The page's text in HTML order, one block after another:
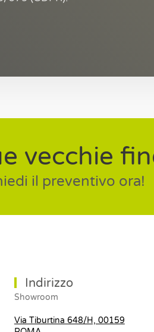
vecchie
il preventivo ora!
Indirizzo
Showroom
Via Tiburtina 648/H, 00159